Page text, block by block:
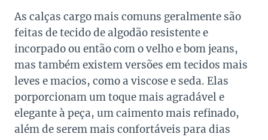
As calças cargo mais comuns geralmente são
feitas de tecido de algodão resistente e
incorpado ou então com o velho e bom jeans,
mas também existem versões em tecidos mais
leves e macios, como a viscose e seda. Elas
porporcionam um toque mais agradável e
elegante à peça, um caimento mais refinado,
além de serem mais confortáveis ​​para dias